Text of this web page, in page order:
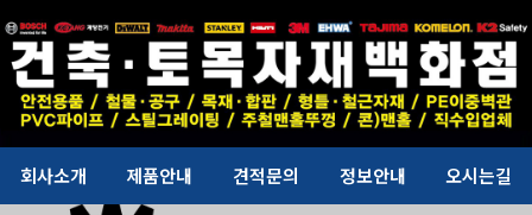
회사소개 제품안내 견적문의 정보안내 오시는길